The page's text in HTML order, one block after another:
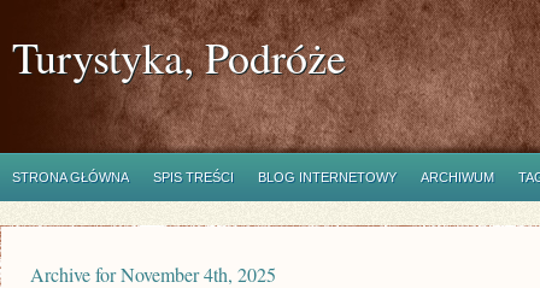
Turystyka, Podróże
STRONA GŁÓWNA SPIS TREŚCI BLOG INTERNETOWY ARCHIWUM
Archive for November 4th, 2025